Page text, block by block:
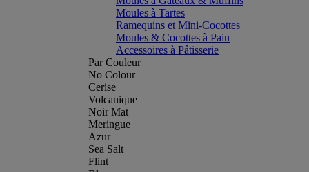
Moules à Tartes
Ramequins et Mini-Cocottes
Moules & Cocottes à Pain
Accessoires à Pâtisserie
Par Couleur
No Colour
Cerise
Volcanique
Noir Mat
Meringue
Azur
Sea Salt
Flint